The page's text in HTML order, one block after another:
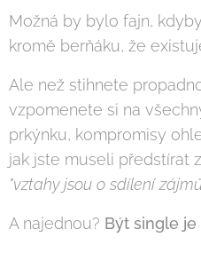
Možná by bylo fajn,
kromě berňáku, že
Ale než stihnete
vzpomenete si na
prkýnku, kompromisy
jak jste museli předstírat
"vztahy jsou o sdílení
A najednou? Být single